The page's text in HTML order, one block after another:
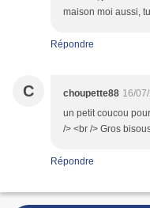
maison moi aussi,
Répondre
C choupette88 16/
un petit coucou
/> <br /> Gros
Répondre